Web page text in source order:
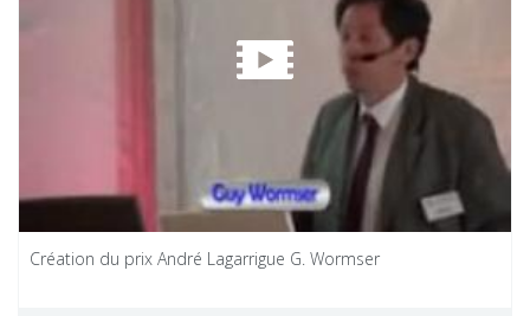
Création du prix André Lagarrigue G. Wormser